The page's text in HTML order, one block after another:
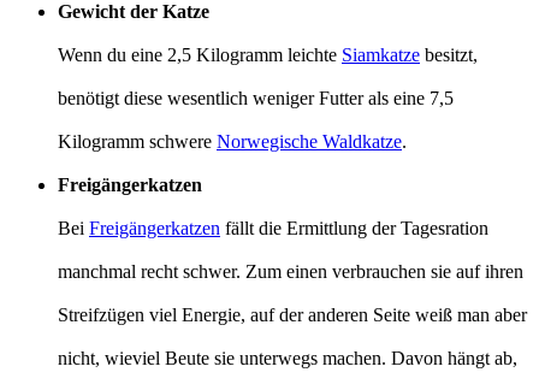
Gewicht der Katze
Wenn du eine 2,5 Kilogramm leichte Siamkatze besitzt,
benötigt diese wesentlich weniger Futter als eine 7,5
Kilogramm schwere Norwegische Waldkatze.
Freigängerkatzen
Bei Freigängerkatzen fällt die Ermittlung der Tagesration
manchmal recht schwer. Zum einen verbrauchen sie auf ihren
Streifzügen viel Energie, auf der anderen Seite weiß man aber
nicht, wieviel Beute sie unterwegs machen. Davon hängt ab,